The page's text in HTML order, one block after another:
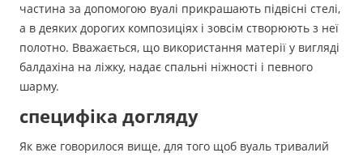
частина за допомогою вуалі прикрашають підвісні стелі,
а в деяких дорогих композиціях і зовсім створюють з неї
полотно. Вважається, що використання матерії у вигляді
балдахіна на ліжку, надає спальні ніжності і певного
шарму.
специфіка догляду
Як вже говорилося вище, для того щоб вуаль тривалий